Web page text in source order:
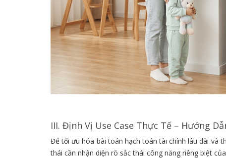
III. Định Vị Use Case Thực Tế – Hướng
Để tối ưu hóa bài toán hạch toán tài chính lâu dài và
thái cần nhận diện rõ sắc thái công năng riêng biệt